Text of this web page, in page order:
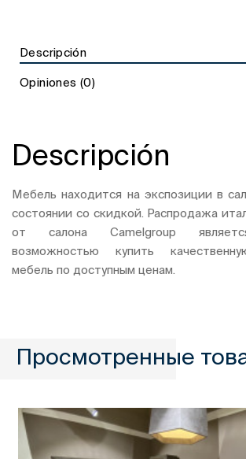
Descripción
Opiniones (0)
Descripción
Мебель находится на экспозиции в
состоянии со скидкой. Распродажа
от салона Camelgroup
возможностью купить
мебель по доступным ценам.
Просмотренные